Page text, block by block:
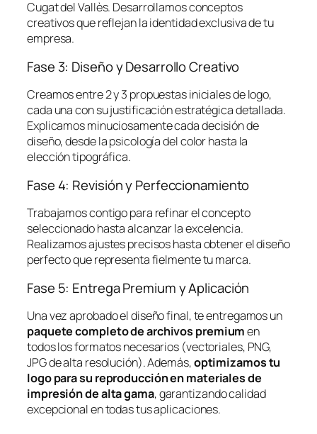
Cugat del Vallès. Desarrollamos conceptos
creativos que reflejan la identidad exclusiva de tu
empresa.
Fase 3: Diseño y Desarrollo Creativo
Creamos entre 2 y 3 propuestas iniciales de logo,
cada una con su justificación estratégica detallada.
Explicamos minuciosamente cada decisión de
diseño, desde la psicología del color hasta la
elección tipográfica.
Fase 4: Revisión y Perfeccionamiento
Trabajamos contigo para refinar el concepto
seleccionado hasta alcanzar la excelencia.
Realizamos ajustes precisos hasta obtener el diseño
perfecto que representa fielmente tu marca.
Fase 5: Entrega Premium y Aplicación
Una vez aprobado el diseño final, te entregamos un
paquete completo de archivos premiumen
todos los formatos necesarios (vectoriales, PNG,
JPG de alta resolución). Además,optimizamos tu
logo para su reproducción en materiales de
impresión de alta gama, garantizando calidad
excepcional en todas tus aplicaciones.